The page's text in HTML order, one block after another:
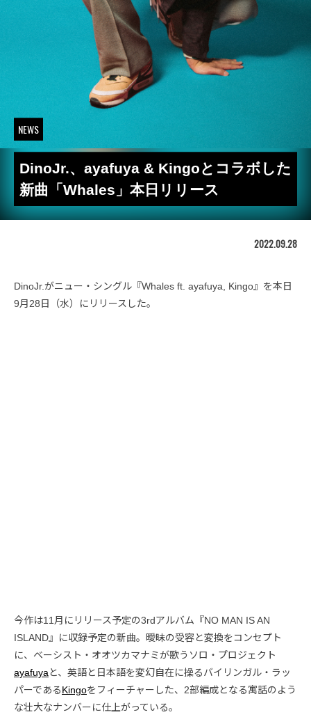
NEWS
DinoJr.、ayafuya & Kingoとコラボした
新曲「Whales」本日リリース
2022.09.28
DinoJr.がニュー・シングル『Whales ft. ayafuya, Kingo』を本日
9月28日（水）にリリースした。
今作は11月にリリース予定の3rdアルバム『NO MAN IS AN
ISLAND』に収録予定の新曲。曖昧の受容と変換をコンセプト
に、ベーシスト・オオツカマナミが歌うソロ・プロジェクト
ayafuya と、英語と日本語を変幻自在に操るバイリンガル・ラッ
パーであるKingoをフィーチャーした、2部編成となる寓話のよう
な壮大なナンバーに仕上がっている。